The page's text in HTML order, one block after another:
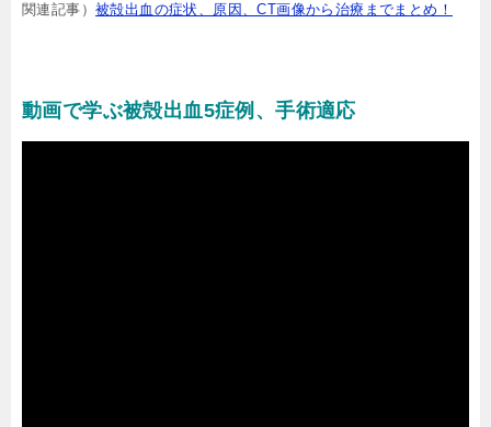
関連記事） 被殻出血の症状、原因、CT画像から治療までまとめ！
動画で学ぶ被殻出血5症例、手術適応